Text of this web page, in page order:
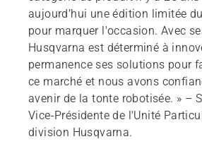
aujourd’hui une édition limitée
pour marquer l'occasion. Avec
Husqvarna est déterminé à
permanence ses solutions pour
ce marché et nous avons
avenir de la tonte robotisée. » –
Vice-Présidente de l'Unité
division Husqvarna.